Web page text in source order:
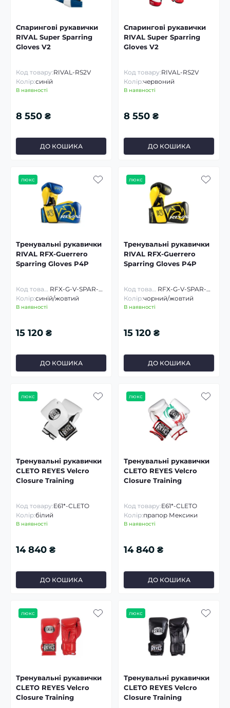
Спарингові рукавички
RIVAL Super Sparring
Gloves V2
Код товару:RIVAL-RS2V
Колір:синій
В наявності
8 550 ₴
ДО КОШИКА
Спарингові рукавички
RIVAL Super Sparring
Gloves V2
Код товару:RIVAL-RS2V
Колір:червоний
В наявності
8 550 ₴
ДО КОШИКА
люкс
Тренувальні рукавички
RIVAL RFX-Guerrero
Sparring Gloves P4P
RFX-G-V-SPAR-P4P
Колір:синій/жовтий
В наявності
15 120 ₴
ДО КОШИКА
люкс
Тренувальні рукавички
RIVAL RFX-Guerrero
Sparring Gloves P4P
RFX-G-V-SPAR-P4P
Колір:чорний/жовтий
В наявності
15 120 ₴
ДО КОШИКА
люкс
Тренувальні рукавички
CLETO REYES Velcro
Closure Training
Код товару:E61*-CLETO
Колір:білий
В наявності
14 840 ₴
ДО КОШИКА
люкс
Тренувальні рукавички
CLETO REYES Velcro
Closure Training
Код товару:E61*-CLETO
Колір:прапор Мексики
В наявності
14 840 ₴
ДО КОШИКА
люкс
Тренувальні рукавички
CLETO REYES Velcro
Closure Training
люкс
Тренувальні рукавички
CLETO REYES Velcro
Closure Training